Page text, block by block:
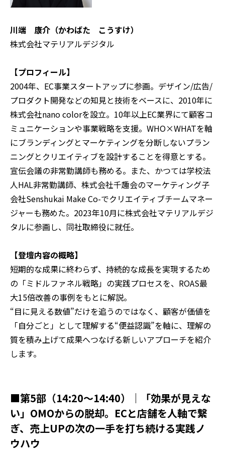
川端 康介（かわばた こうすけ）
株式会社マテリアルデジタル
【プロフィール】
2004年、EC事業スタートアップに参画。デザイン/広告/
プロダクト開発などの知見と技術をベースに、2010年に
株式会社nano colorを設立。10年以上EC業界にて顧客コ
ミュニケーションや事業戦略を支援。WHO×WHATを軸
にブランディングとマーケティングを分断しないプラン
ニングとクリエイティブを設計することを得意とする。
宣伝会議の非常勤講師も務める。また、かつては学校法
人HAL非常勤講師、株式会社千趣会のマーケティング子
会社Senshukai Make Co-でクリエイティブチームマネー
ジャーも務めた。2023年10月に株式会社マテリアルデジ
タルに参画し、同社取締役に就任。
【登壇内容の概略】
短期的な成果に終わらず、持続的な成長を実現するため
の「ミドルファネル戦略」の実践プロセスを、ROAS最
大15倍改善の事例をもとに解説。
“目に見える数値”だけを追うのではなく、顧客が価値を
「自分ごと」として理解する“便益認識”を軸に、理解の
質を積み上げて成果へつなげる新しいアプローチを紹介
します。
■第5部（14:20～14:40）｜「効果が見えな
い」OMOからの脱却。ECと店舗を人軸で繋
ぎ、売上UPの次の一手を打ち続ける実践ノ
ウハウ